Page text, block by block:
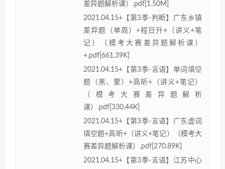
差异题解析课）.pdf[1.50M]
2021.04.15+【第3季-判断】广东乡镇
差异题（单周）+程日升+（讲义+笔
记）（模考大赛差异题解析课）
+.pdf[661.39K]
2021.04.15+【第3季-言语】单词填空
题（黑、蒙）+高昕+（讲义+笔记）
（模考大赛差异题解析
课）.pdf[330.44K]
2021.04.15+【第3季-言语】广东虚词
填空题+高昕+（讲义+笔记）（模考大
赛差异题解析课）.pdf[270.89K]
2021.04.15+【第3季-言语】江苏中心